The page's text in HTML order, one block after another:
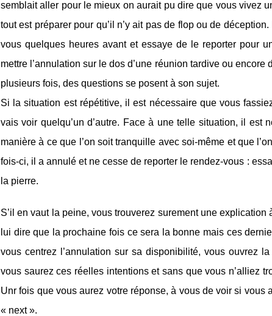
semblait aller pour le mieux on aurait pu dire que vous vivez
tout est préparer pour qu’il n’y ait pas de flop ou de
vous quelques heures avant et essaye de le reporter pour
mettre l’annulation sur le dos d’une réunion tardive ou
plusieurs fois, des questions se posent à son sujet.
Si la situation est répétitive, il est nécessaire que vous
vais voir quelqu’un d’autre. Face à une telle situation, il
manière à ce que l’on soit tranquille avec soi-même et que
fois-ci, il a annulé et ne cesse de reporter le rendez-vous :
la pierre.
S’il en vaut la peine, vous trouverez surement une
lui dire que la prochaine fois ce sera la bonne mais ces
vous centrez l’annulation sur sa disponibilité, vous ouvrez
vous saurez ces réelles intentions et sans que vous n’alliez
Unr fois que vous aurez votre réponse, à vous de voir si
« next ».